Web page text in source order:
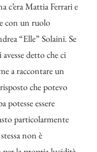
c’era Mattia Ferrari e
con un ruolo
“Elle” Solaini. Se
detto che ci
a raccontare un
che potevo
potesse essere
particolarmente
non è